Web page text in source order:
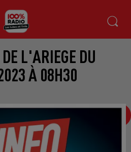
L'ARIEGE DU
À 08H30